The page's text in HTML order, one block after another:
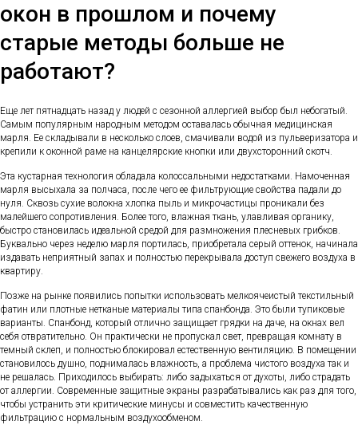
окон в прошлом и почему
старые методы больше не
работают?
Еще лет пятнадцать назад у людей с сезонной аллергией выбор был небогатый.
Самым популярным народным методом оставалась обычная медицинская
марля. Ее складывали в несколько слоев, смачивали водой из пульверизатора и
крепили к оконной раме на канцелярские кнопки или двухсторонний скотч.
Эта кустарная технология обладала колоссальными недостатками. Намоченная
марля высыхала за полчаса, после чего ее фильтрующие свойства падали до
нуля. Сквозь сухие волокна хлопка пыль и микрочастицы проникали без
малейшего сопротивления. Более того, влажная ткань, улавливая органику,
быстро становилась идеальной средой для размножения плесневых грибков.
Буквально через неделю марля портилась, приобретала серый оттенок, начинала
издавать неприятный запах и полностью перекрывала доступ свежего воздуха в
квартиру.
Позже на рынке появились попытки использовать мелкоячеистый текстильный
фатин или плотные нетканые материалы типа спанбонда. Это были тупиковые
варианты. Спанбонд, который отлично защищает грядки на даче, на окнах вел
себя отвратительно. Он практически не пропускал свет, превращая комнату в
темный склеп, и полностью блокировал естественную вентиляцию. В помещении
становилось душно, поднималась влажность, а проблема чистого воздуха так и
не решалась. Приходилось выбирать: либо задыхаться от духоты, либо страдать
от аллергии. Современные защитные экраны разрабатывались как раз для того,
чтобы устранить эти критические минусы и совместить качественную
фильтрацию с нормальным воздухообменом.